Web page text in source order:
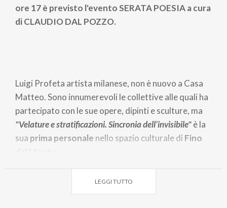
ore 17 è previsto l'evento SERATA POESIA a cura
di CLAUDIO DAL POZZO.
Luigi Profeta artista milanese, non è nuovo a Casa
Matteo. Sono innumerevoli le collettive alle quali ha
partecipato con le sue opere, dipinti e sculture, ma
"Velature e stratificazioni. Sincronia dell’invisibile"è la
sua prima personale nello spazio culturale di Fino
opere, non lasciano indifferente il fruitore, che
difficilmente le accosta ad altre, vista la sua forte
LEGGI TUTTO